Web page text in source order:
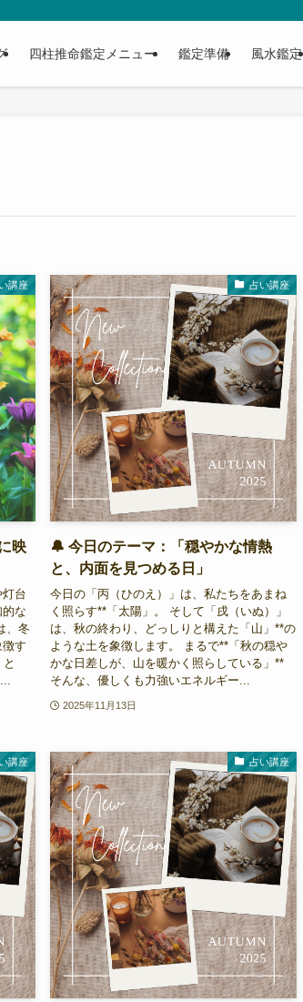
四柱推命鑑定メニュー 鑑定準備 風水鑑定
講座
映
台
な
、冬
す
占い講座
🔔 今日のテーマ：「穏やかな情熱
と、内面を見つめる日」
今日の「丙（ひのえ）」は、私たちをあまね
く照らす**「太陽」。 そして「戌（いぬ）」
は、秋の終わり、どっしりと構えた「山」**の
ような土を象徴します。 まるで**「秋の穏や
かな日差しが、山を暖かく照らしている」**
そんな、優しくも力強いエネルギー...
2025年11月13日
講座 占い講座